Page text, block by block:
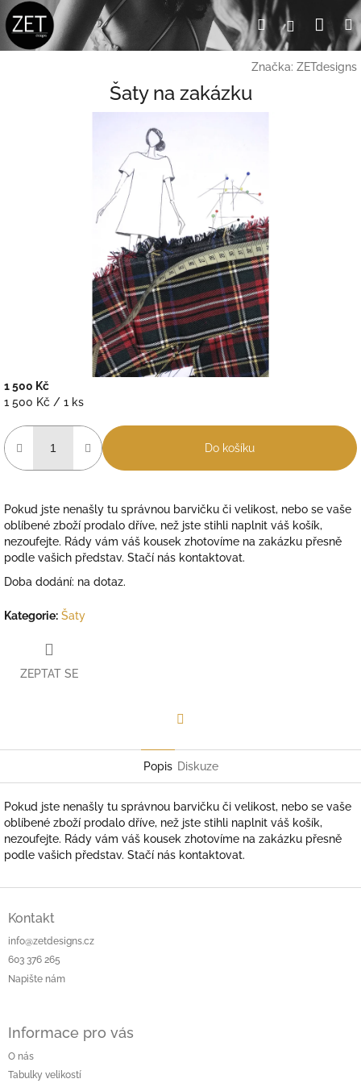
Přejít
na
obsah
HledatPřihlášení
Značka: ZETdesigns
Šaty na zakázku
1 500 Kč
Měrná
1 500 Kč / 1 ks
Do košíku
Pokud jste nenašly tu správnou barvičku či velikost, nebo se vaše
oblíbené zboží prodalo dříve, než jste stihli naplnit váš košík,
nezoufejte. Rády vám váš kousek zhotovíme na zakázku přesně
podle vašich představ. Stačí nás kontaktovat.
Doba dodání: na dotaz.
Kategorie: Šaty
ZEPTAT SE
Popis Diskuze
Pokud jste nenašly tu správnou barvičku či velikost, nebo se vaše
oblíbené zboží prodalo dříve, než jste stihli naplnit váš košík,
nezoufejte. Rády vám váš kousek zhotovíme na zakázku přesně
podle vašich představ. Stačí nás kontaktovat.
Kontakt
info@zetdesigns.cz
603 376 265
Napište nám
Informace pro vás
O nás
Tabulky velikostí